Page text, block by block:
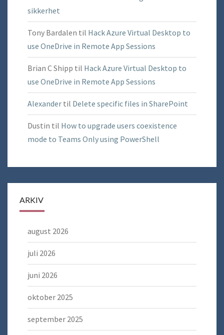
sikkerhet
Tony Bardalen til Hack Azure Virtual Desktop to
use OneDrive in Remote App Sessions
Brian C Shipp til Hack Azure Virtual Desktop to
use OneDrive in Remote App Sessions
Alexander til Delete specific files in SharePoint
Dustin til How to upgrade users coexistence
mode to Teams Only using PowerShell
ARKIV
august 2026
juli 2026
juni 2026
oktober 2025
september 2025